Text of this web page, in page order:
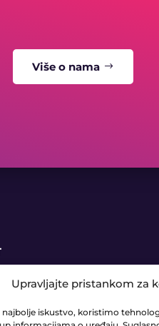
Upravljajte pristankom za
najbolje iskustvo, koristimo
Više o nama
888 6406